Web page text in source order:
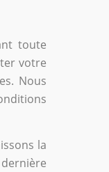
toute
votre
Nous
la